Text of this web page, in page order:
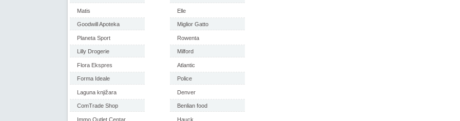
Matis
Goodwill Apoteka
Planeta Sport
Lilly Drogerie
Flora Ekspres
Forma Ideale
Laguna knjižara
ComTrade Shop
Immo Outlet Centar
Elle
Miglior Gatto
Rowenta
Milford
Atlantic
Police
Denver
Benlian food
Hauck